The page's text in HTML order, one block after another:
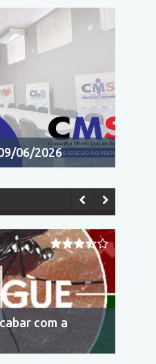
06/2026
com a